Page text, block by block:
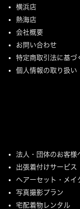
横浜店
熱海店
会社概要
お問い合わせ
特定商取引法に基づ
個人情報の取り扱い
法人・団体のお客様
出張着付けサービス
ヘアーセット・メイ
写真撮影プラン
宅配着物レンタル